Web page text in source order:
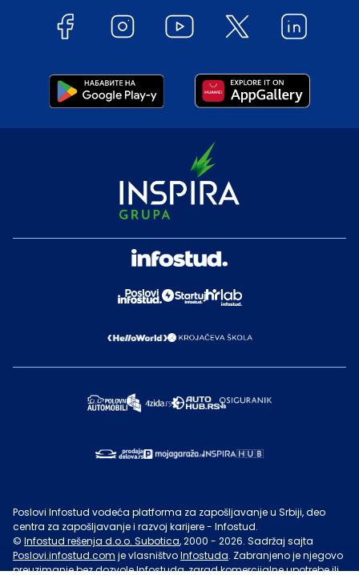
Poslovi Infostud vodeća platforma za zapošljavanje u Srbiji, deo
centra za zapošljavanje i razvoj karijere - Infostud.
© Infostud rešenja d.o.o. Subotica, 2000 - 2026. Sadržaj sajta
Poslovi.infostud.com je vlasništvoInfostuda. Zabranjeno je njegovo
preuzimanje bez dozvoleInfostuda, zarad komercijalne upotrebe ili